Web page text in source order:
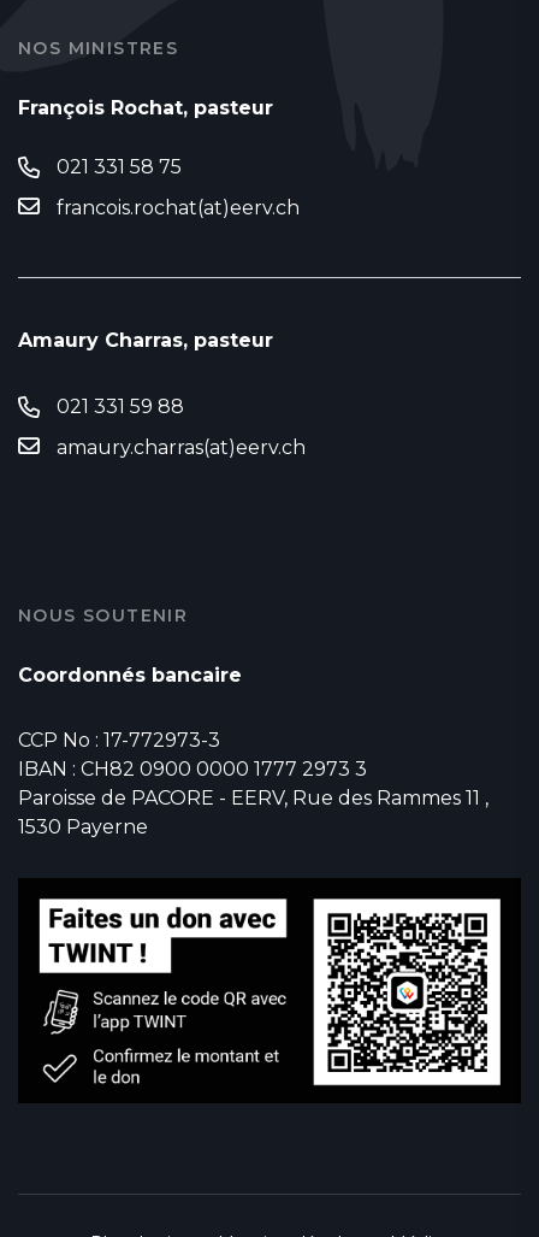
NOS MINISTRES
François Rochat, pasteur
021 331 58 75
francois.rochat(at)eerv.ch
Amaury Charras, pasteur
021 331 59 88
amaury.charras(at)eerv.ch
NOUS SOUTENIR
Coordonnés bancaire
CCP No : 17-772973-3
IBAN : CH82 0900 0000 1777 2973 3
Paroisse de PACORE - EERV, Rue des Rammes 11 ,
1530 Payerne